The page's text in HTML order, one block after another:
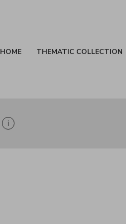
HOME THEMATIC COLLECTION
Show search help information